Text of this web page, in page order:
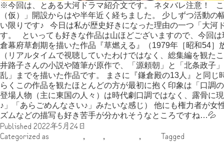
※今回は、とある大河ドラマ紹介文です。 ネタバレ注意！
（仮）」開設からはや半年近く経ちました。 少しずつ活動
い限りです♪ 今日は私が歴史好きになった理由の一つ「大河
す。 といっても好きな作品は山ほどございますので、今回
倉幕府草創期を描いた作品『草燃える』（1979年［昭和54
（リアルタイムで視聴していたわけではなく、総集編を観
井路子さんの小説や随筆が原作で、「源頼朝」と「北条政子
乱」までを描いた作品です。 まさに『鎌倉殿の13人』と同
らくこの作品を観たほとんどの方が最初に抱く印象は「口調
登場人物（主に東国の人々）は時代劇口調ではなく、露骨に
♪」「あらごめんなさい♪」みたいな感じ） 他にも権力者が女
ズムなどの描写も好き苦手が分かれそうなところですね…💦
Published 2022年5月24日
Categorized as
, , , Tagged